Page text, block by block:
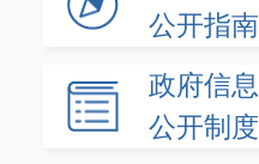
公开指南
政府信息
公开制度